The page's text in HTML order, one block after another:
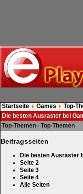
Startseite Games Top-
Die besten Ausraster bei
Top-Themen - Top-Themen
Beitragsseiten
Die besten Ausraster
Seite 2
Seite 3
Seite 4
Alle Seiten